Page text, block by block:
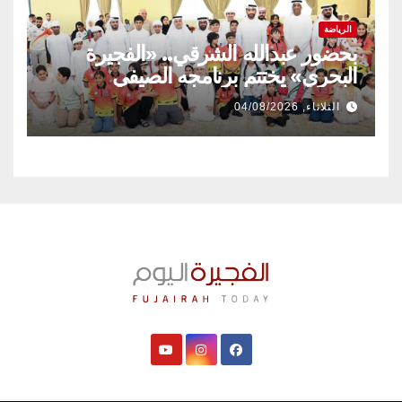
الرياضة
بحضور عبدالله الشرقي.. «الفجيرة
البحري» يختتم برنامجه الصيفي
الثلاثاء, 04/08/2026